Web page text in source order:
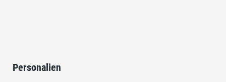
Personalien